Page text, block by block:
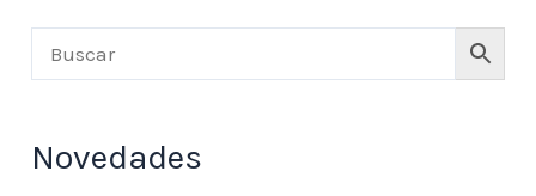
Capítulo III: Resoluciones judiciales
Novedades